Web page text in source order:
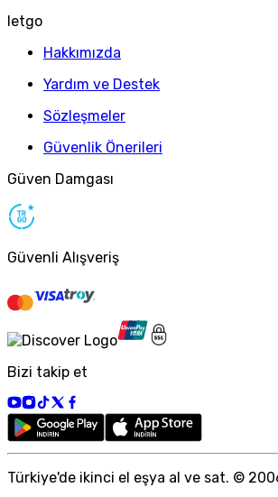
letgo
Hakkımızda
Yardım ve Destek
Sözleşmeler
Güvenlik Önerileri
Güven Damgası
Güvenli Alışveriş
Bizi takip et
Türkiye'de ikinci el eşya al ve sat. ©